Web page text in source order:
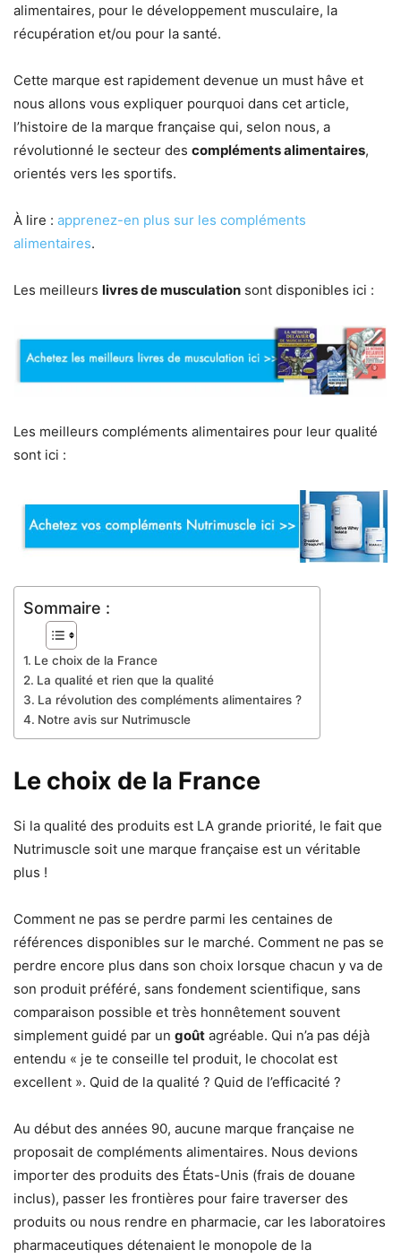
alimentaires, pour le développement musculaire, la
récupération et/ou pour la santé.
Cette marque est rapidement devenue un must hâve et
nous allons vous expliquer pourquoi dans cet article,
l’histoire de la marque française qui, selon nous, a
révolutionné le secteur des compléments alimentaires,
orientés vers les sportifs.
À lire : apprenez-en plus sur les compléments
alimentaires.
Les meilleurs livres de musculation sont disponibles ici :
Les meilleurs compléments alimentaires pour leur qualité
sont ici :
Sommaire :
Le choix de la France
La qualité et rien que la qualité
La révolution des compléments alimentaires ?
Notre avis sur Nutrimuscle
Le choix de la France
Si la qualité des produits est LA grande priorité, le fait que
Nutrimuscle soit une marque française est un véritable
plus !
Comment ne pas se perdre parmi les centaines de
références disponibles sur le marché. Comment ne pas se
perdre encore plus dans son choix lorsque chacun y va de
son produit préféré, sans fondement scientifique, sans
comparaison possible et très honnêtement souvent
simplement guidé par un goût agréable. Qui n’a pas déjà
entendu « je te conseille tel produit, le chocolat est
excellent ». Quid de la qualité ? Quid de l’efficacité ?
Au début des années 90, aucune marque française ne
proposait de compléments alimentaires. Nous devions
importer des produits des États-Unis (frais de douane
inclus), passer les frontières pour faire traverser des
produits ou nous rendre en pharmacie, car les laboratoires
pharmaceutiques détenaient le monopole de la